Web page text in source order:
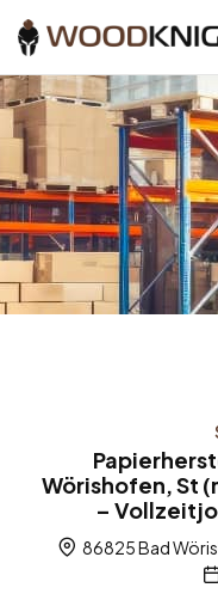
Wörishofen, St
–
86825 Bad